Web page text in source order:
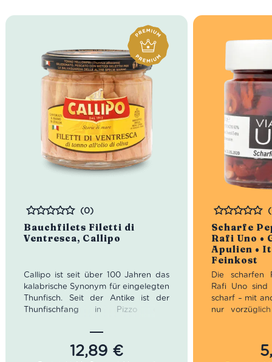
Bauchfilets Filetti di
Ventresca, Callipo
Bewertet
(0)
Callipo ist seit über 100 Jahren das
kalabrische Synonym für eingelegten
Thunfisch. Seit der Antike ist der
Thunfischfang in Pizzo eine
Giacinto Callipo das gleichnamige
Unternehmen. Da er zu den ersten
gehörten, der den Thunfisch auch
12,89 €
Scharfe
Rafi Uno •
Apulien •
Feinkost
Bewertet
Die scharfen
Rafi Uno
scharf – mit
nur
erste
Fischspeisen